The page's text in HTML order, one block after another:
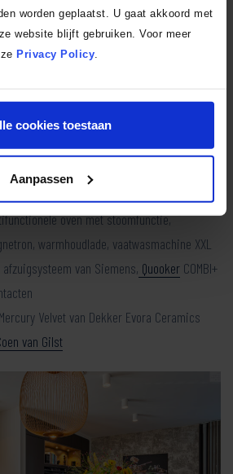
worden geplaatst. U gaat akkoord met
website blijft gebruiken. Voor meer
Privacy Policy
cookies toestaan
Aanpassen
is met alle zorgvuldigheid samengesteld en
oven met stoomfunctie,
warmhoudlade, vaatwasmachine XXL
van Siemens, Quooker COMBI+
Velvet van Dekker Evora Ceramics
van Gilst